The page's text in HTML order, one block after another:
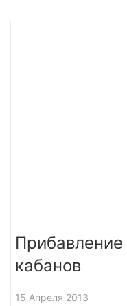
кабанов
15 Апреля 2013